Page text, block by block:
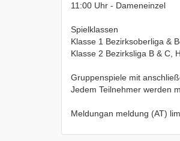
11:00 Uhr - Dameneinzel
Spielklassen
Klasse 1 Bezirksoberliga &
Klasse 2 Bezirksliga B & C,
Gruppenspiele mit
Jedem Teilnehmer werden
Meldungan meldung (AT)